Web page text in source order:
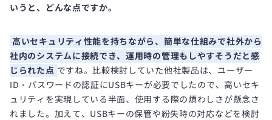
いうと、どんな点ですか。
高いセキュリティ性能を持ちながら、簡単な仕組みで社外から
社内のシステムに接続でき、運用時の管理もしやすそうだと感
じられた点 ですね。比較検討していた他社製品は、ユーザー
ID・パスワードの認証にUSBキーが必要でしたので、高いセキ
ュリティを実現している半面、使用する際の煩わしさが懸念さ
れました。加えて、USBキーの保管や紛失時の対応などを検討